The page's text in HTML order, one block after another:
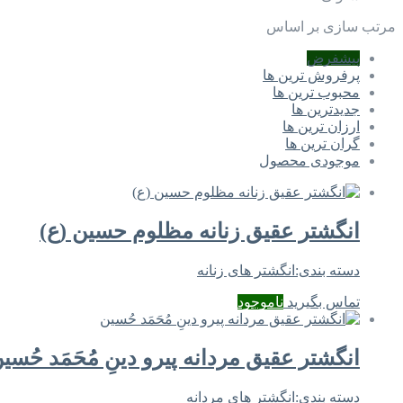
مرتب سازی بر اساس
پیشفرض
پرفروش ترین ها
محبوب ترین ها
جدیدترین ها
ارزان ترین ها
گران ترین ها
موجودی محصول
انگشتر عقیق زنانه مظلوم حسین (ع)
دسته بندی: انگشتر های زنانه
تماس بگیرید ناموجود
انگشتر عقیق مردانه پيرو دينِ مُحَمَد
دسته بندی: انگشتر های مردانه